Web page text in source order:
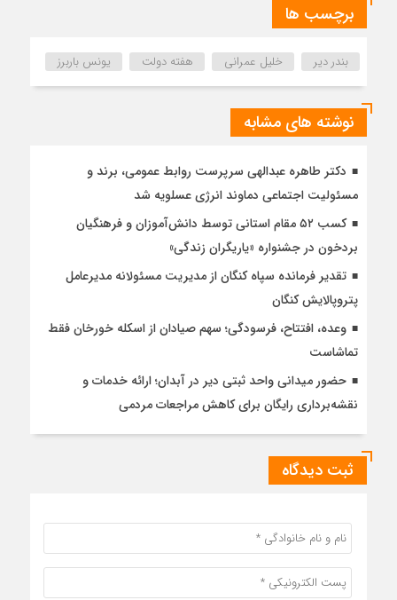
برچسب ها
بندر دیر خلیل عمرانی هفته دولت یونس باربرز
نوشته های مشابه
دکتر طاهره عبدالهی سرپرست روابط عمومی، برند و
مسئولیت اجتماعی دماوند انرژی عسلویه شد
کسب ۵۲ مقام استانی توسط دانش‌آموزان و فرهنگیان
بردخون در جشنواره «یاریگران زندگی»
تقدیر فرمانده سپاه کنگان از مدیریت مسئولانه مدیرعامل
پتروپالایش کنگان
وعده، افتتاح، فرسودگی؛ سهم صیادان از اسکله خورخان فقط
تماشاست
حضور میدانی واحد ثبتی دیر در آبدان؛ ارائه خدمات و
نقشه‌برداری رایگان برای کاهش مراجعات مردمی
ثبت دیدگاه